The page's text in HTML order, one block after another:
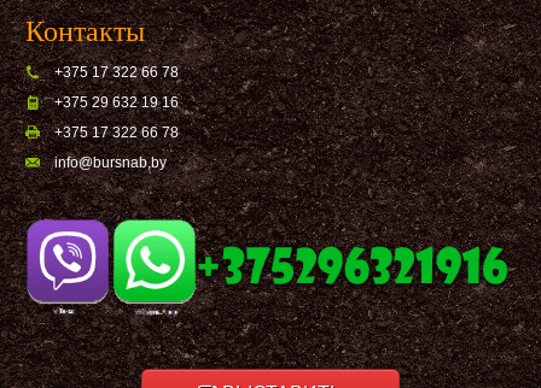
Контакты
+375 17 322 66 78
+375 29 632 19 16
+375 17 322 66 78
info@bursnab,by